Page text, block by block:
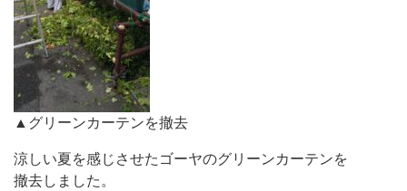
▲グリーンカーテンを撤去
涼しい夏を感じさせたゴーヤのグリーンカーテンを
撤去しました。